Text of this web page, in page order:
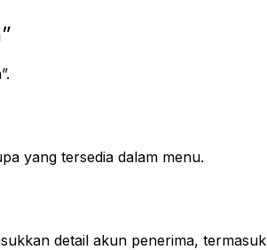
yang tersedia dalam menu.
detail akun penerima, termasuk